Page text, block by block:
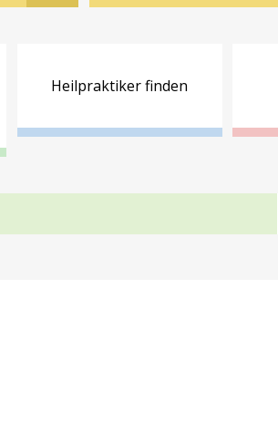
Heilpraktiker finden